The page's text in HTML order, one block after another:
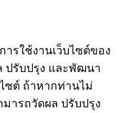
รใช้งานเว็บไซต์ของ
ปรับปรุง และพัฒนา
ซต์ ถ้าหากท่านไม่
มารถวัดผล ปรับปรุง